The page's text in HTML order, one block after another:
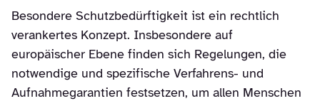
Besondere Schutzbedürftigkeit ist ein rechtlich
verankertes Konzept. Insbesondere auf
europäischer Ebene finden sich Regelungen, die
notwendige und spezifische Verfahrens- und
Aufnahmegarantien festsetzen, um allen Menschen